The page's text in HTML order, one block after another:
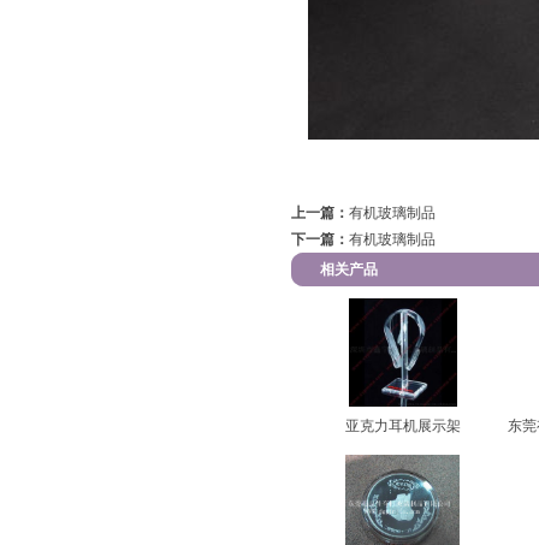
上一篇： 有机玻璃制品
下一篇： 有机玻璃制品
相关产品
亚克力耳机展示架